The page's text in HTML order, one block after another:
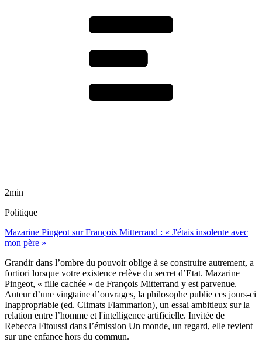
2min
Politique
Mazarine Pingeot sur François Mitterrand : « J'étais insolente avec
mon père »
Grandir dans l’ombre du pouvoir oblige à se construire autrement, a
fortiori lorsque votre existence relève du secret d’Etat. Mazarine
Pingeot, « fille cachée » de François Mitterrand y est parvenue.
Auteur d’une vingtaine d’ouvrages, la philosophe publie ces jours-ci
Inappropriable (ed. Climats Flammarion), un essai ambitieux sur la
relation entre l’homme et l'intelligence artificielle. Invitée de
Rebecca Fitoussi dans l’émission Un monde, un regard, elle revient
sur une enfance hors du commun.